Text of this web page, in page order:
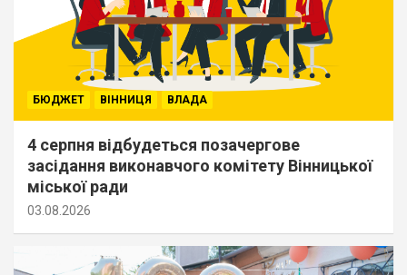
БЮДЖЕТ ВІННИЦЯ ВЛАДА
4 серпня відбудеться позачергове
засідання виконавчого комітету Вінницької
міської ради
03.08.2026